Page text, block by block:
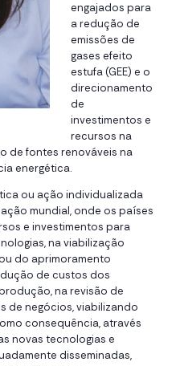
engajados para
a redução de
emissões de
gases efeito
estufa (GEE) e o
direcionamento
de
investimentos e
recursos na
de fontes renováveis na
energética.
ou ação individualizada
mundial, onde os países
e investimentos para
na viabilização
do aprimoramento
de custos dos
na revisão de
de negócios, viabilizando
consequência, através
novas tecnologias e
disseminadas,